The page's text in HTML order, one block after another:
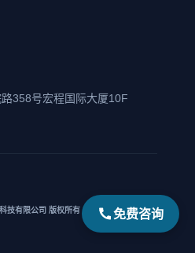
358号宏程国际大厦10F
技有限公司 版权所有 | 浙ICP备17021469
免费咨询